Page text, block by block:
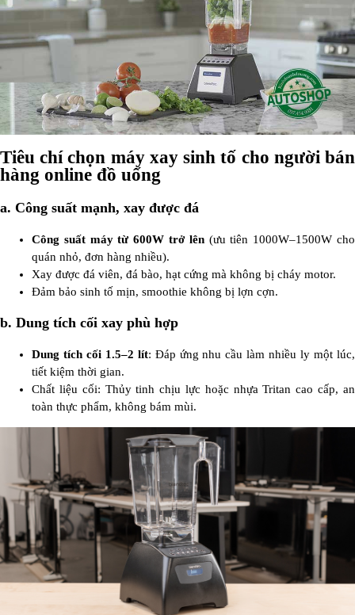
Tiêu chí chọn máy xay sinh tố cho người bán
hàng online đồ uống
a. Công suất mạnh, xay được đá
Công suất máy từ 600W trở lên(ưu tiên 1000W–1500W cho
quán nhỏ, đơn hàng nhiều).
Xay được đá viên, đá bào, hạt cứng mà không bị cháy motor.
Đảm bảo sinh tố mịn, smoothie không bị lợn cợn.
b. Dung tích cối xay phù hợp
Dung tích cối 1.5–2 lít: Đáp ứng nhu cầu làm nhiều ly một lúc,
tiết kiệm thời gian.
Chất liệu cối: Thủy tinh chịu lực hoặc nhựa Tritan cao cấp, an
toàn thực phẩm, không bám mùi.